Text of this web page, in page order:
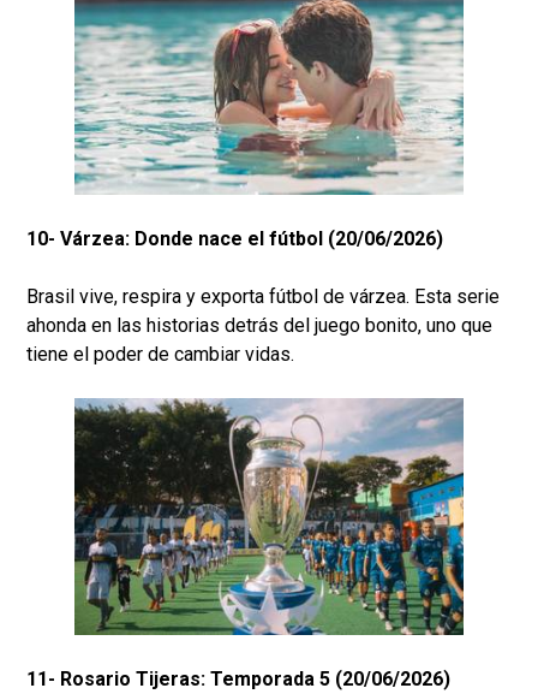
10- Várzea: Donde nace el fútbol (20/06/2026)
Brasil vive, respira y exporta fútbol de várzea. Esta serie
ahonda en las historias detrás del juego bonito, uno que
tiene el poder de cambiar vidas.
11- Rosario Tijeras: Temporada 5 (20/06/2026)